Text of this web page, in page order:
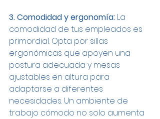
3. Comodidad y ergonomía: La
comodidad de tus empleados es
primordial. Opta por sillas
ergonómicas que apoyen una
postura adecuada y mesas
ajustables en altura para
adaptarse a diferentes
necesidades. Un ambiente de
trabajo cómodo no solo aumenta